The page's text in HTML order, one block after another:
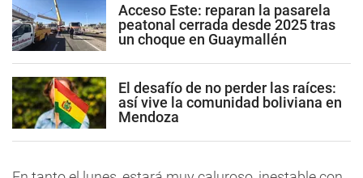
Acceso Este: reparan la pasarela
peatonal cerrada desde 2025 tras
un choque en Guaymallén
El desafío de no perder las raíces:
así vive la comunidad boliviana en
Mendoza